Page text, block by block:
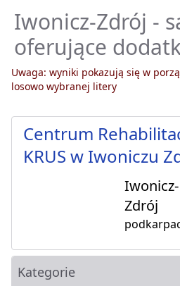
Iwonicz-Zdrój -
oferujące
Uwaga: wyniki pokazują się w
losowo wybranej litery
Centrum
KRUS w Iwoniczu
Iwonicz-
Zdrój
Kategorie